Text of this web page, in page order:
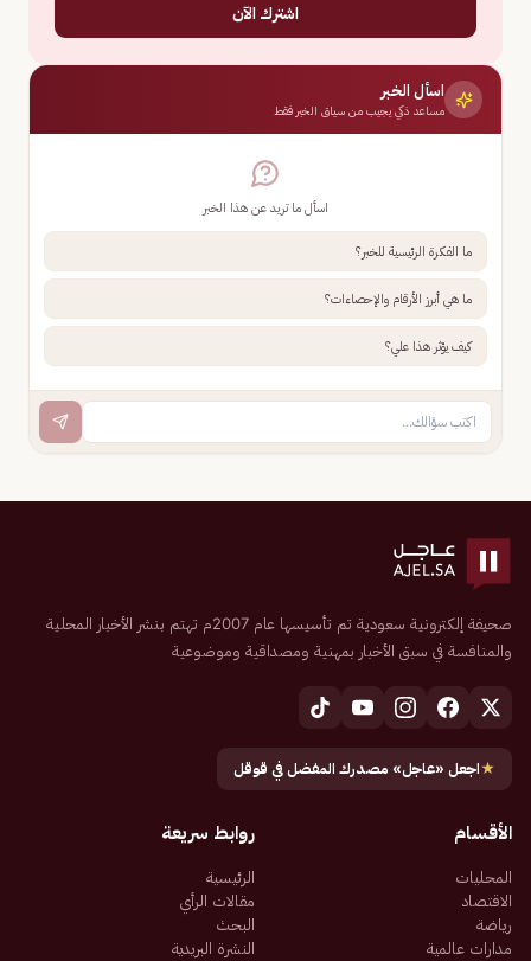
اشترك الآن
اسأل الخبر
مساعد ذكي يجيب من سياق الخبر فقط
اسأل ما تريد عن هذا الخبر
ما الفكرة الرئيسية للخبر؟
ما هي أبرز الأرقام والإحصاءات؟
كيف يؤثر هذا علي؟
صحيفة إلكترونية سعودية تم تأسيسها عام 2007م تهتم بنشر الأخبار المحلية
والمنافسة في سبق الأخبار بمهنية ومصداقية وموضوعية
★اجعل «عاجل» مصدرك المفضل في قوقل
الأقسام
المحليات
الاقتصاد
رياضة
مدارات عالمية
روابط سريعة
الرئيسية
مقالات الرأي
البحث
النشرة البريدية